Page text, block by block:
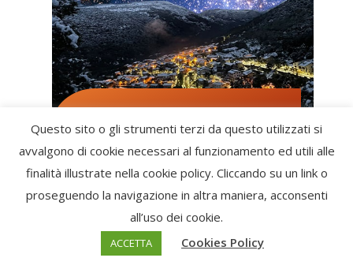
CONCERTO DI NATALE A TIANA
26 Dicembre 2021
Tiana (NU)
Questo sito o gli strumenti terzi da questo utilizzati si
avvalgono di cookie necessari al funzionamento ed utili alle
finalità illustrate nella cookie policy. Cliccando su un link o
proseguendo la navigazione in altra maniera, acconsenti
all’uso dei cookie.
ACCETTA Cookies Policy